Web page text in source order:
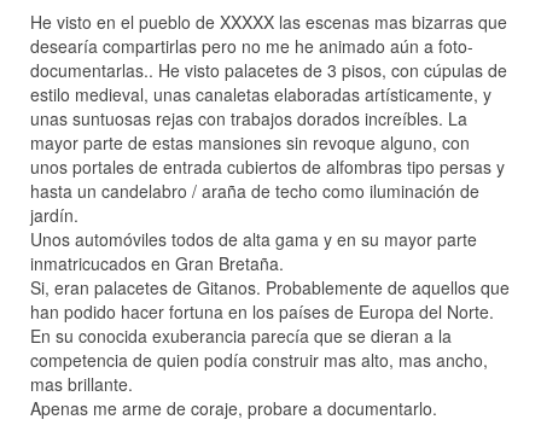
He visto en el pueblo de XXXXX las escenas mas bizarras que
desearía compartirlas pero no me he animado aún a foto-
documentarlas.. He visto palacetes de 3 pisos, con cúpulas de
estilo medieval, unas canaletas elaboradas artísticamente, y
unas suntuosas rejas con trabajos dorados increíbles. La
mayor parte de estas mansiones sin revoque alguno, con
unos portales de entrada cubiertos de alfombras tipo persas y
hasta un candelabro / araña de techo como iluminación de
jardín.
Unos automóviles todos de alta gama y en su mayor parte
inmatricucados en Gran Bretaña.
Si, eran palacetes de Gitanos. Probablemente de aquellos que
han podido hacer fortuna en los países de Europa del Norte.
En su conocida exuberancia parecía que se dieran a la
competencia de quien podía construir mas alto, mas ancho,
mas brillante.
Apenas me arme de coraje, probare a documentarlo.